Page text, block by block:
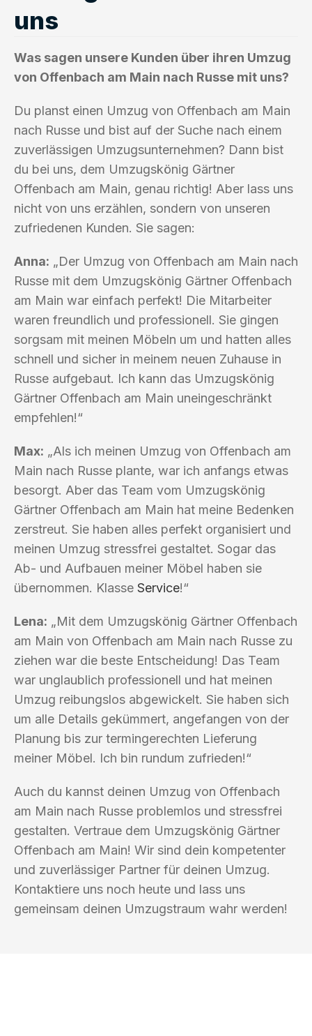
uns
Was sagen unsere Kunden über ihren Umzug
von Offenbach am Main nach Russe mit uns?
Du planst einen Umzug von Offenbach am Main
nach Russe und bist auf der Suche nach einem
zuverlässigen Umzugsunternehmen? Dann bist
du bei uns, dem Umzugskönig Gärtner
Offenbach am Main, genau richtig! Aber lass uns
nicht von uns erzählen, sondern von unseren
zufriedenen Kunden. Sie sagen:
Anna: „Der Umzug von Offenbach am Main nach
Russe mit dem Umzugskönig Gärtner Offenbach
am Main war einfach perfekt! Die Mitarbeiter
waren freundlich und professionell. Sie gingen
sorgsam mit meinen Möbeln um und hatten alles
schnell und sicher in meinem neuen Zuhause in
Russe aufgebaut. Ich kann das Umzugskönig
Gärtner Offenbach am Main uneingeschränkt
empfehlen!“
Max: „Als ich meinen Umzug von Offenbach am
Main nach Russe plante, war ich anfangs etwas
besorgt. Aber das Team vom Umzugskönig
Gärtner Offenbach am Main hat meine Bedenken
zerstreut. Sie haben alles perfekt organisiert und
meinen Umzug stressfrei gestaltet. Sogar das
Ab- und Aufbauen meiner Möbel haben sie
übernommen. Klasse Service!“
Lena: „Mit dem Umzugskönig Gärtner Offenbach
am Main von Offenbach am Main nach Russe zu
ziehen war die beste Entscheidung! Das Team
war unglaublich professionell und hat meinen
Umzug reibungslos abgewickelt. Sie haben sich
um alle Details gekümmert, angefangen von der
Planung bis zur termingerechten Lieferung
meiner Möbel. Ich bin rundum zufrieden!“
Auch du kannst deinen Umzug von Offenbach
am Main nach Russe problemlos und stressfrei
gestalten. Vertraue dem Umzugskönig Gärtner
Offenbach am Main! Wir sind dein kompetenter
und zuverlässiger Partner für deinen Umzug.
Kontaktiere uns noch heute und lass uns
gemeinsam deinen Umzugstraum wahr werden!